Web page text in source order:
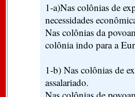
1-a)Nas colônias de
necessidades
Nas colônias da
colônia indo para a
1-b) Nas colônias de
assalariado.